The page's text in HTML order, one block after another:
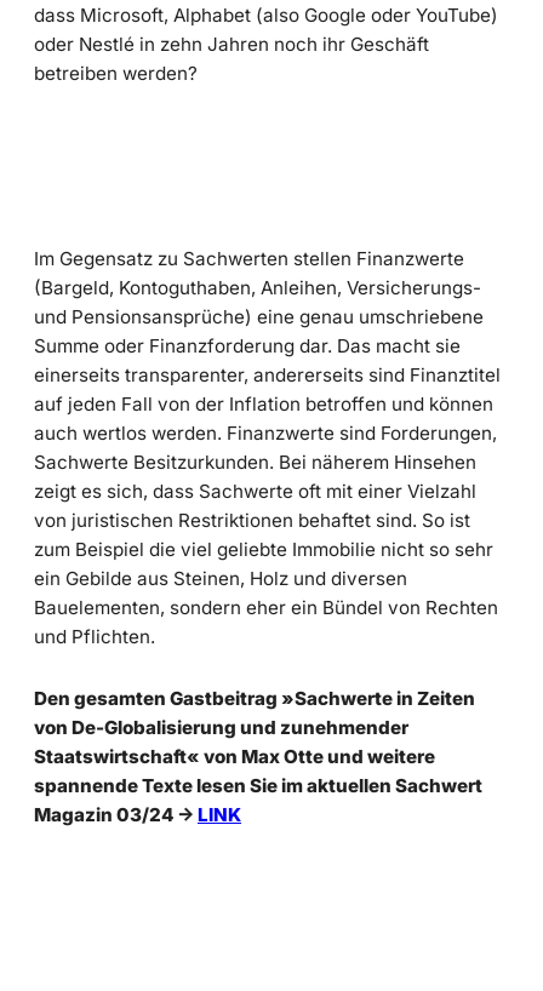
dass Microsoft, Alphabet (also Google oder YouTube)
oder Nestlé in zehn Jahren noch ihr Geschäft
betreiben werden?
Im Gegensatz zu Sachwerten stellen Finanzwerte
(Bargeld, Kontoguthaben, Anleihen, Versicherungs-
und Pensionsansprüche) eine genau umschriebene
Summe oder Finanzforderung dar. Das macht sie
einerseits transparenter, andererseits sind Finanztitel
auf jeden Fall von der Inflation betroffen und können
auch wertlos werden. Finanzwerte sind Forderungen,
Sachwerte Besitzurkunden. Bei näherem Hinsehen
zeigt es sich, dass Sachwerte oft mit einer Vielzahl
von juristischen Restriktionen behaftet sind. So ist
zum Beispiel die viel geliebte Immobilie nicht so sehr
ein Gebilde aus Steinen, Holz und diversen
Bauelementen, sondern eher ein Bündel von Rechten
und Pflichten.
Den gesamten Gastbeitrag »Sachwerte in Zeiten
von De-Globalisierung und zunehmender
Staatswirtschaft« von Max Otte und weitere
spannende Texte lesen Sie im aktuellen Sachwert
Magazin 03/24 -> LINK